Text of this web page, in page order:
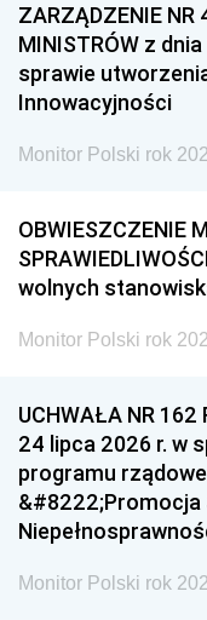
ZARZĄDZENIE NR
MINISTRÓW z
sprawie
Innowacyjności
Monitor Polski rok
OBWIESZCZENIE
wolnych
Monitor Polski rok
UCHWAŁA NR 162
24 lipca 2026 r. w
programu
&#8222;Promocja
Monitor Polski rok